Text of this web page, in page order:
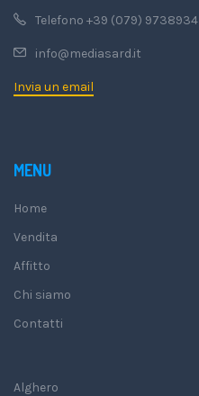
Telefono +39 (079) 9738934
info@mediasard.it
Invia un email
MENU
Home
Vendita
Affitto
Chi siamo
Contatti
Alghero